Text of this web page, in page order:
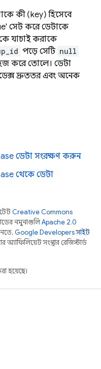
কী (key) হিসেবে
সেট করে ডেটাকে
যাচাই করাকে
পড়ে সেটি null
করে তোলে। ডেটা
দ্রুততর এবং অনেক
ডেটা সংরক্ষণ করুন
থেকে ডেটা
Creative Commons
নমুনাগুলিApache 2.0
Google Developers সাইট
সংস্থার রেজিস্টার্ড
হয়েছে।